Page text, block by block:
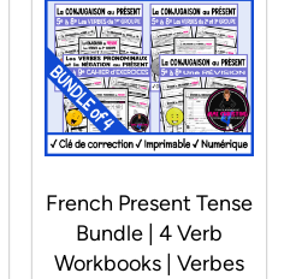
French Present Tense
Bundle | 4 Verb
Workbooks | Verbes